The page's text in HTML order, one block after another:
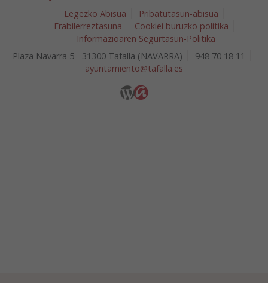
Legezko Abisua
Pribatutasun-abisua
Erabilerreztasuna
Cookiei buruzko politika
Informazioaren Segurtasun-Politika
Plaza Navarra 5 - 31300 Tafalla (NAVARRA)
948 70 18 11
ayuntamiento@tafalla.es